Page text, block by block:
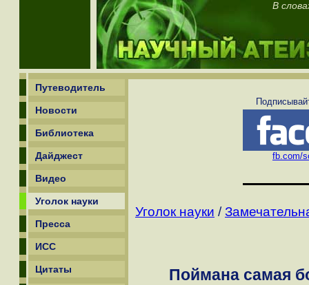
В
Путеводитель
Новости
Библиотека
Дайджест
Видео
Уголок науки
Пресса
ИСС
Цитаты
fb.com/
Уголок науки /
Поймана самая